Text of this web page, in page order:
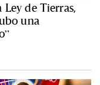
de Tierras,
una